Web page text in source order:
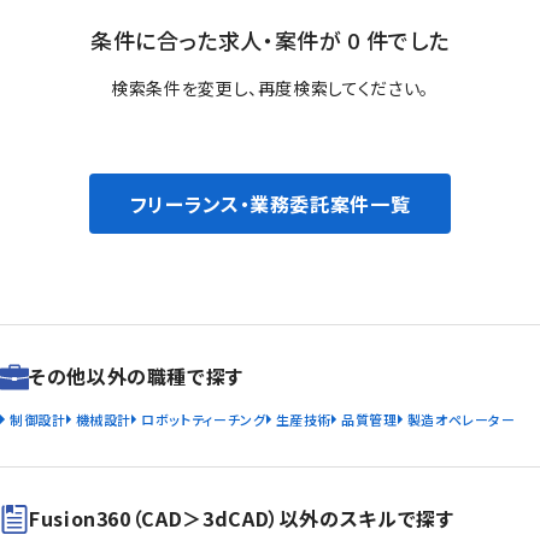
条件に合った求人・案件が 0 件でした
検索条件を変更し、再度検索してください。
フリーランス・業務委託案件一覧
その他以外の職種で探す
制御設計 機械設計 ロボットティーチング 生産技術 品質管理 製造オペレーター
Fusion360（CAD＞3dCAD）以外のスキルで探す